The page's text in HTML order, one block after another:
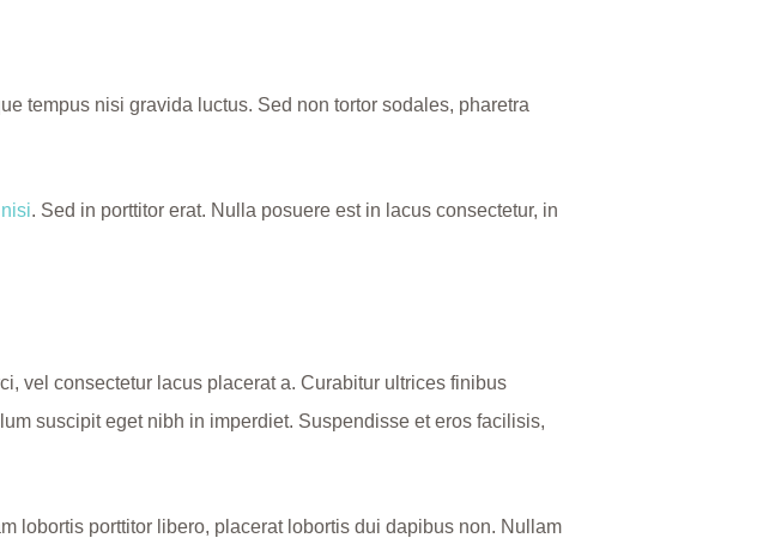
tempus nisi gravida luctus. Sed non tortor sodales, pharetra
. Sed in porttitor erat. Nulla posuere est in lacus consectetur, in
vel consectetur lacus placerat a. Curabitur ultrices finibus
suscipit eget nibh in imperdiet. Suspendisse et eros facilisis,
lobortis porttitor libero, placerat lobortis dui dapibus non. Nullam